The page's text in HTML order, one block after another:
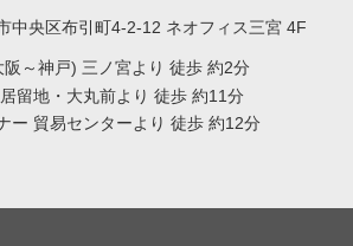
中央区布引町4-2-12 ネオフィス三宮 4F
～神戸) 三ノ宮より 徒歩 約2分
留地・大丸前より 徒歩 約11分
ー 貿易センターより 徒歩 約12分